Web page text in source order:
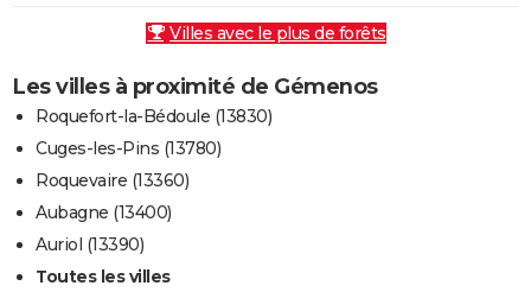
Villes avec le plus de forêts
Les villes à proximité de Gémenos
Roquefort-la-Bédoule (13830)
Cuges-les-Pins (13780)
Roquevaire (13360)
Aubagne (13400)
Auriol (13390)
Toutes les villes